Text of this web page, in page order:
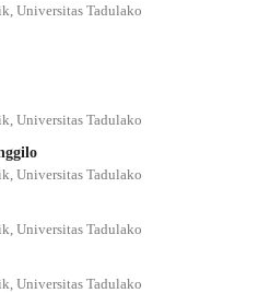
Universitas Tadulako
Universitas Tadulako
Universitas Tadulako
Universitas Tadulako
Universitas Tadulako